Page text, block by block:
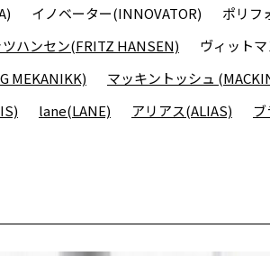
イノベーター(INNOVATOR)
ポリフ
ツハンセン(FRITZ HANSEN)
ヴィット
MEKANIKK)
マッキントッシュ
lane(LANE) アリアス(ALIAS)